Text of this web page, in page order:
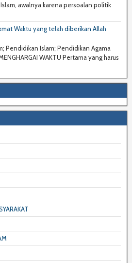
awalnya karena persoalan politik
Waktu yang telah diberikan Allah
Pendidikan Islam; Pendidikan Agama
WAKTU Pertama yang harus